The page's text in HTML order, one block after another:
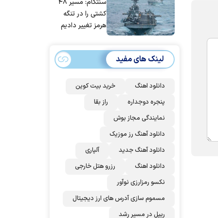
مردم ایران استسنتکام: مسیر ۴۸
کشتی را در تنگه
هرمز تغییر دادیم
لینک های مفید
دانلود اهنگ
خرید بیت کوین
پنجره دوجداره
راز بقا
نمایندگی مجاز بوش
دانلود آهنگ رز‌ موزیک
دانلود آهنگ جدید
آلپاری
دانلود اهنگ
رزرو هتل خارجی
نکسو رمزارزی نوآور
مسموم سازی آدرس های ارز دیجیتال
ریپل در مسیر رشد